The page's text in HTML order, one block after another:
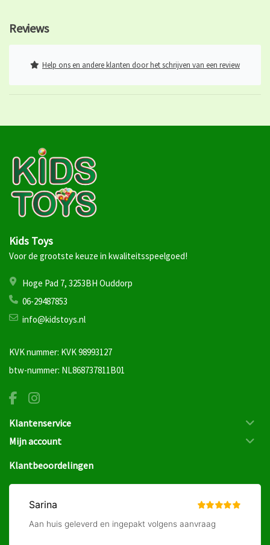
Reviews
Help ons en andere klanten door het schrijven van een review
Kids Toys
Voor de grootste keuze in kwaliteitsspeelgoed!
Hoge Pad 7, 3253BH Ouddorp
06-29487853
info@kidstoys.nl
KVK nummer: KVK 98993127
btw-nummer: NL868737811B01
Klantenservice
Mijn account
Klantbeoordelingen